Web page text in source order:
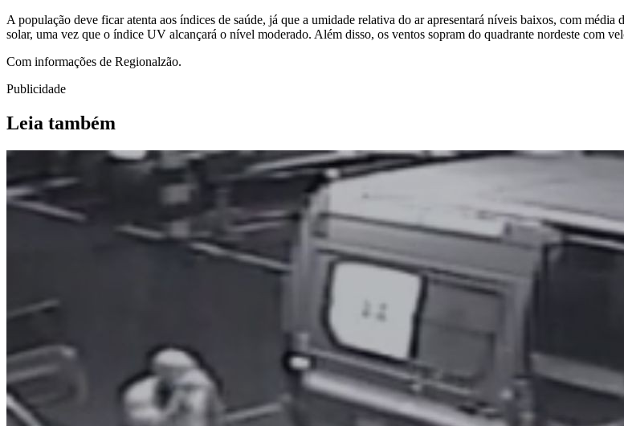
A população deve ficar atenta aos índices de saúde, já que a umidade relativa do ar apresentará níveis baixos, com
solar, uma vez que o índice UV alcançará o nível moderado. Além disso, os ventos sopram do quadrante nordeste com
Com informações de Regionalzão.
Publicidade
Leia também